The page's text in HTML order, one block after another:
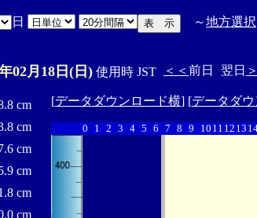
日 ～地方選択
02月18日(日) 使用時 JST ＜＜ 前日 翌日
cm
cm
cm
cm
cm
cm
[データダウンロード横] [データダ
0 1 2 3 4 5 6 7 8 9 10 11 12 13